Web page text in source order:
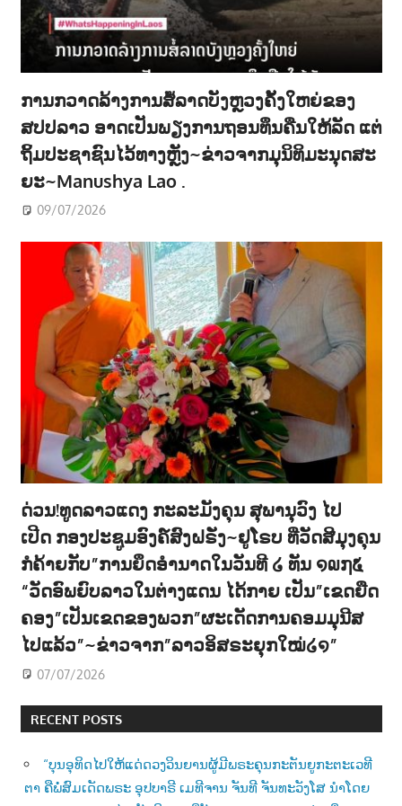
ການກວາດລ້າງການສໍ້ລາດບັງຫຼວງຄັ້ງໃຫຍ່ຂອງ
ສປປລາວ ອາດເປັນພຽງການຖອນທຶນຄືນໃຫ້ລັດ ແຕ່
ຖິ້ມປະຊາຊົນໄວ້ທາງຫຼັງ~ຂ່າວຈາກມຸນິທິມະນຸດສະ
ຍະ~Manushya Lao .
09/07/2026
ດ່ວນ!ທູດລາວແດງ ກະລະມັງຄຸນ ສຸພານຸວົງ ໄປ
ເປີດ ກອງປະຊູມອົງຄ໌ສົງຝຣັ່ງ~ຢູໂຣບ ທີ່ວັດສີມຸງຄຸນ
ກໍຄ້າຍກັບ”ການຍຶດອຳນາດໃນວັນທີ ໒ ທັນ ໑໙໗໕
“ວັດອົພຍົບລາວໃນຕ່າງແດນ ໄດ້ກາຍ ເປັນ”ເຂດຍືດ
ຄອງ”ເປັນເຂດຂອງພວກ”ຜະເດັດການຄອມມຸນີສ
ໄປແລ້ວ”~ຂ່າວຈາກ”ລາວອິສຣະຍຸກໃໝ່໒໑”
07/07/2026
RECENT POSTS
“ບຸນອຸທິດໄປໃຫ້ແດ່ດວງວິນຍານຜູ້ມີພຣະຄຸນກະຕັນຍູກະຕະເວທີ
ຕາ ຄືພໍ່ສົມເດັດພຣະ ອຸປບາຣີ ເມທີຈານ ຈັນທີ ຈັນທະວັງໂສ ນຳໂດຍ